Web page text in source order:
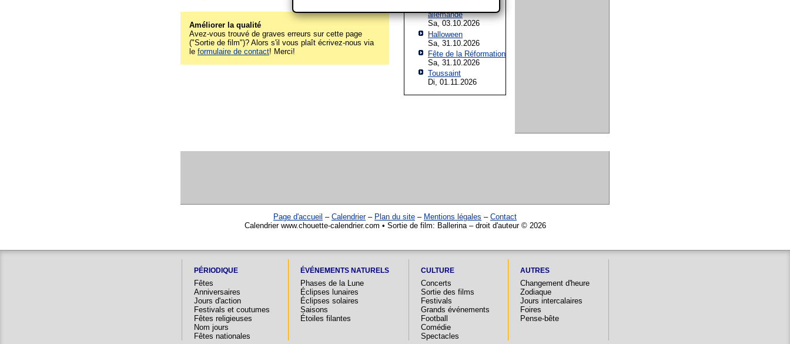
Améliorer la qualité
Avez-vous trouvé de graves erreurs sur cette page
("Sortie de film")? Alors s'il vous plaît écrivez-nous via
le formulaire de contact! Merci!
allemande
Sa, 03.10.2026
Halloween
Sa, 31.10.2026
Fête de la Réformation
Sa, 31.10.2026
Toussaint
Di, 01.11.2026
Page d'accueil – Calendrier– Plan du site – Mentions légales – Contact
Calendrier www.chouette-calendrier.com • Sortie de film: Ballerina – droit d'auteur © 2026
PÉRIODIQUE
Fêtes
Anniversaires
Jours d'action
Festivals et coutumes
Fêtes religieuses
Nom jours
Fêtes nationales
ÉVÉNEMENTS NATURELS
Phases de la Lune
Éclipses lunaires
Éclipses solaires
Saisons
Étoiles filantes
CULTURE
Concerts
Sortie des films
Festivals
Grands événements
Football
Comédie
Spectacles
AUTRES
Changement d'heure
Zodiaque
Jours intercalaires
Foires
Pense-bête